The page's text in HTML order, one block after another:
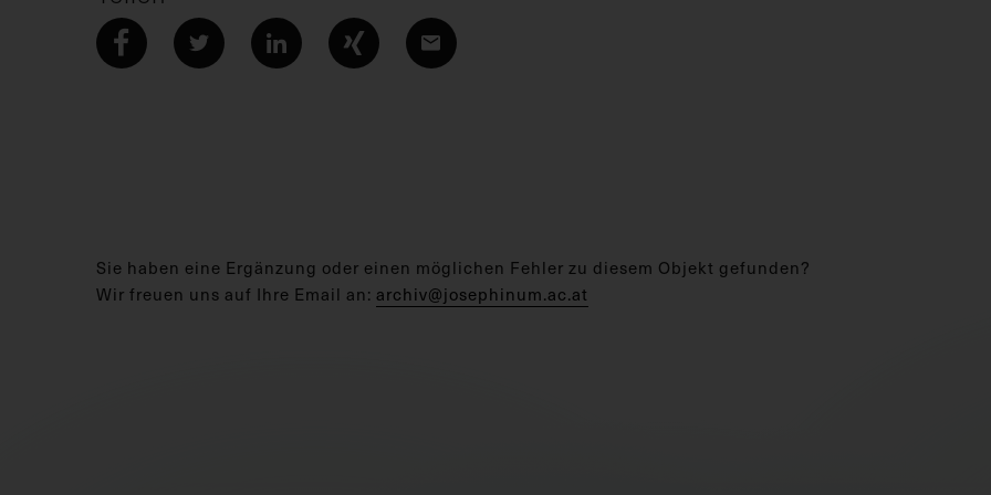
Sie haben eine Ergänzung oder einen möglichen Fehler zu diesem Objekt gefunden?
Wir freuen uns auf Ihre Email an: archiv@josephinum.ac.at